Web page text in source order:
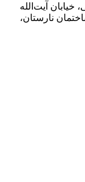
خیابان آیت‌الله
(آیت شمالی سابق)، پلاک ۸۵۶، ساختمان نارستان،